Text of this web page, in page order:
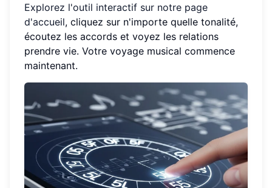
Explorez l'outil interactif sur notre page
d'accueil, cliquez sur n'importe quelle tonalité,
écoutez les accords et voyez les relations
prendre vie. Votre voyage musical commence
maintenant.